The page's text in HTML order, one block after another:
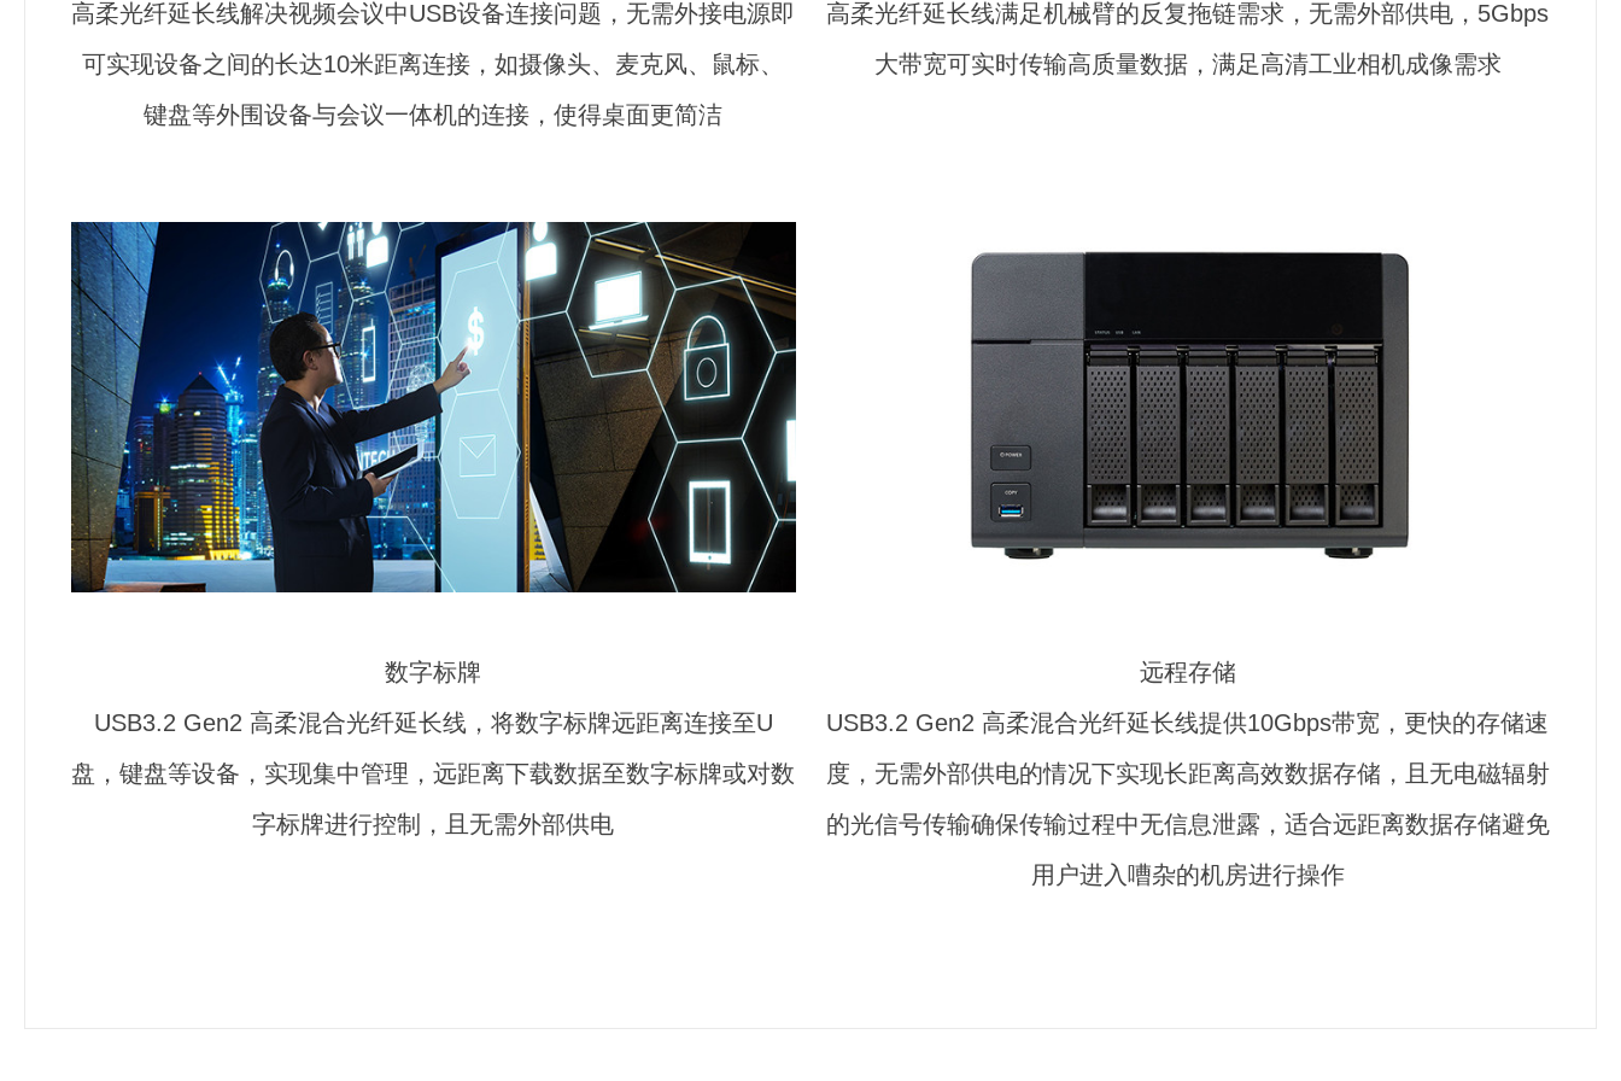
高柔光纤延长线解决视频会议中USB设备连接问题，无需外接电源即
可实现设备之间的长达10米距离连接，如摄像头、麦克风、鼠标、
键盘等外围设备与会议一体机的连接，使得桌面更简洁
高柔光纤延长线满足机械臂的反复拖链需求，无需外部供电，5Gbps
大带宽可实时传输高质量数据，满足高清工业相机成像需求
数字标牌
USB3.2 Gen2 高柔混合光纤延长线，将数字标牌远距离连接至U
盘，键盘等设备，实现集中管理，远距离下载数据至数字标牌或对数
字标牌进行控制，且无需外部供电
远程存储
USB3.2 Gen2 高柔混合光纤延长线提供10Gbps带宽，更快的存储速
度，无需外部供电的情况下实现长距离高效数据存储，且无电磁辐射
的光信号传输确保传输过程中无信息泄露，适合远距离数据存储避免
用户进入嘈杂的机房进行操作